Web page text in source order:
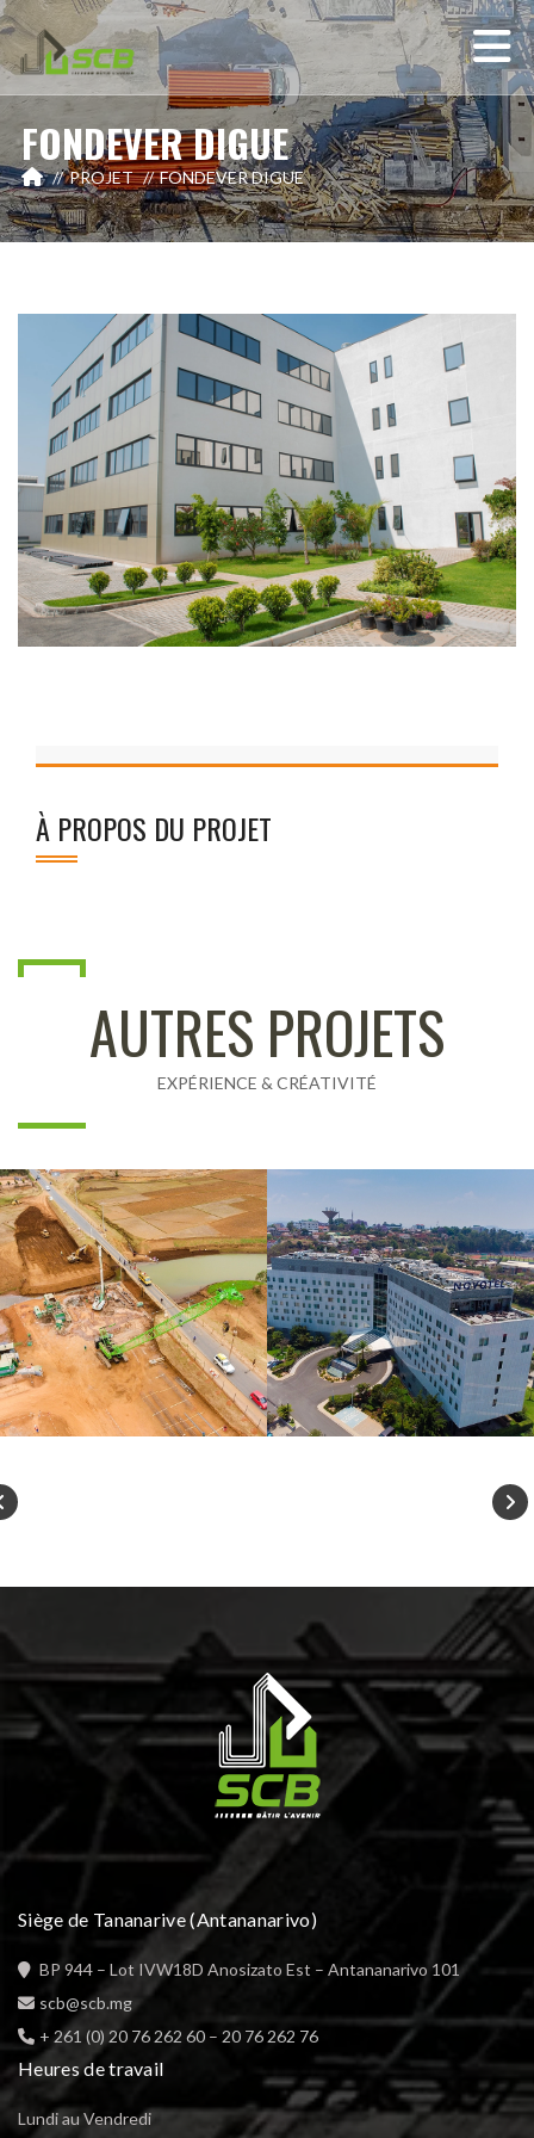
FONDEVER DIGUE
PROJET FONDEVER DIGUE
À PROPOS DU PROJET
AUTRES PROJETS
EXPÉRIENCE & CRÉATIVITÉ
Siège de Tananarive (Antananarivo)
BP 944 – Lot IVW18D Anosizato Est – Antananarivo 101
scb@scb.mg
+ 261 (0) 20 76 262 60 – 20 76 262 76
Heures de travail
Lundi au Vendredi